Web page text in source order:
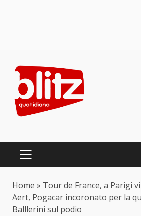
content
PRIMARY
Home » Tour de France, a Parigi
Aert, Pogacar incoronato per la
Balllerini sul podio